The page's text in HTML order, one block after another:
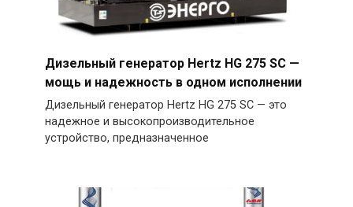
Дизельный генератор Hertz HG 275 SC —
мощь и надежность в одном исполнении
Дизельный генератор Hertz HG 275 SC — это
надежное и высокопроизводительное
устройство, предназначенное